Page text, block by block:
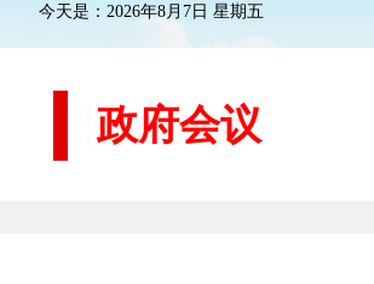
今天是：2026年8月7日 星期五
政府会议